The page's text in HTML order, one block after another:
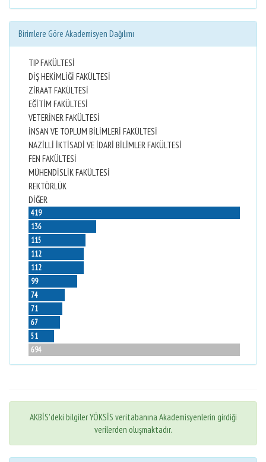
Birimlere Göre Akademisyen Dağılımı
TIP FAKÜLTESİ
DİŞ HEKİMLİĞİ FAKÜLTESİ
ZİRAAT FAKÜLTESİ
EĞİTİM FAKÜLTESİ
VETERİNER FAKÜLTESİ
İNSAN VE TOPLUM BİLİMLERİ FAKÜLTESİ
NAZİLLİ İKTİSADİ VE İDARİ BİLİMLER FAKÜLTESİ
FEN FAKÜLTESİ
MÜHENDİSLİK FAKÜLTESİ
REKTÖRLÜK
DİĞER
419
136
115
112
112
99
74
71
67
51
694
AKBİS'deki bilgiler YÖKSİS veritabanına Akademisyenlerin girdiği
verilerden oluşmaktadır.